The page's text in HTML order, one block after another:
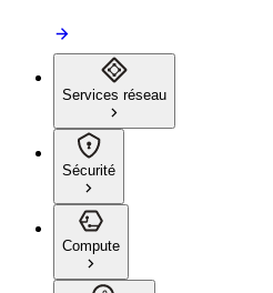
Services réseau
Sécurité
Compute